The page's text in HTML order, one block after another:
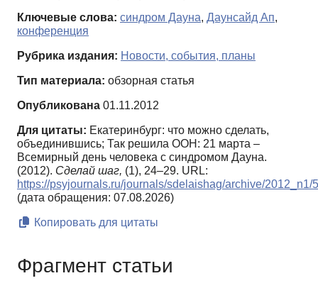
Ключевые слова: синдром Дауна, Даунсайд Ап,
конференция
Рубрика издания: Новости, события, планы
Тип материала: обзорная статья
Опубликована 01.11.2012
Для цитаты: Екатеринбург: что можно сделать,
объединившись; Так решила ООН: 21 марта –
Всемирный день человека с синдромом Дауна.
(2012). Сделай шаг, (1), 24–29. URL:
https://psyjournals.ru/journals/sdelaishag/archive/2012_n1/
(дата обращения: 07.08.2026)
Копировать для цитаты
Фрагмент статьи